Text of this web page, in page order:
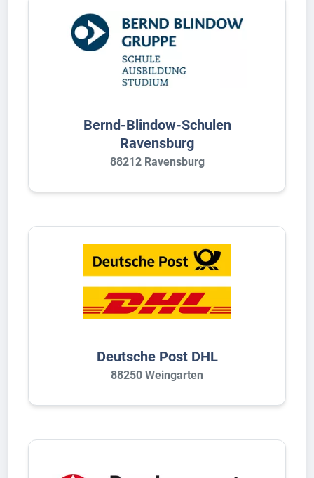
Bernd-Blindow-Schulen
Ravensburg
88212 Ravensburg
Deutsche Post DHL
88250 Weingarten